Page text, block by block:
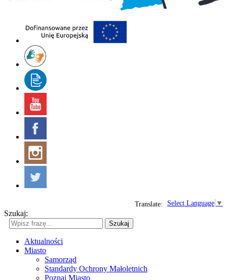
Select Language ▼
Translate:
Szukaj:
Szukaj
Aktualności
Miasto
Samorząd
Standardy Ochrony Małoletnich
Poznaj Miasto